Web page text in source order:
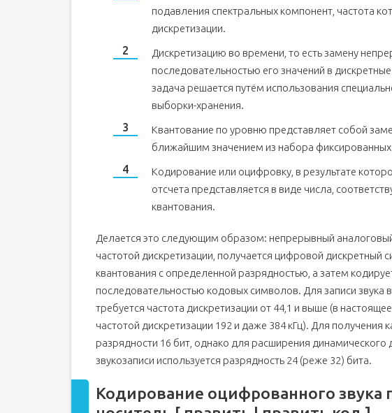
подавления спектральных компонент, частота
дискретизации.
Дискретизацию во времени, то есть замену
последовательностью его значений в
задача решается путём использования
выборки-хранения.
Квантование по уровню представляет собой
ближайшим значением из набора
Кодирование или оцифровку, в результате
отсчета представляется в виде числа,
квантования.
Делается это следующим образом: непрерывный аналоговый
частотой дискретизации, получается цифровой дискретный
квантования с определенной разрядностью, а затем
последовательностью кодовых символов. Для записи звука в
требуется частота дискретизации от 44,1 и выше (в
частотой дискретизации 192 и даже 384 кГц). Для получения
разрядности 16 бит, однако для расширения динамического
звукозаписи используется разрядность 24 (реже 32) бита.
Кодирование оцифрованного звука